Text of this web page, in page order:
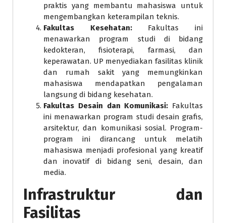
praktis yang membantu mahasiswa untuk
mengembangkan keterampilan teknis.
Fakultas Kesehatan:Fakultas ini
menawarkan program studi di bidang
kedokteran, fisioterapi, farmasi, dan
keperawatan. UP menyediakan fasilitas klinik
dan rumah sakit yang memungkinkan
mahasiswa mendapatkan pengalaman
langsung di bidang kesehatan.
Fakultas Desain dan Komunikasi: Fakultas
ini menawarkan program studi desain grafis,
arsitektur, dan komunikasi sosial. Program-
program ini dirancang untuk melatih
mahasiswa menjadi profesional yang kreatif
dan inovatif di bidang seni, desain, dan
media.
Infrastruktur dan
Fasilitas